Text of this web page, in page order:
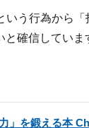
う行為から
確信していま
」を鍛える本